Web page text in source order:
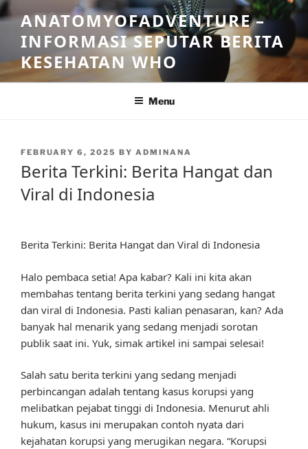
Skip
to
content
ANATOMYOFADVENTURE –
INFORMASI SEPUTAR BERITA
KESEHATAN WHO
Menu
POSTED
FEBRUARY 6, 2025 BY ADMINANA
Berita Terkini: Berita Hangat dan
Viral di Indonesia
Berita Terkini: Berita Hangat dan Viral di Indonesia
Halo pembaca setia! Apa kabar? Kali ini kita akan
membahas tentang berita terkini yang sedang hangat
dan viral di Indonesia. Pasti kalian penasaran, kan? Ada
banyak hal menarik yang sedang menjadi sorotan
publik saat ini. Yuk, simak artikel ini sampai selesai!
Salah satu berita terkini yang sedang menjadi
perbincangan adalah tentang kasus korupsi yang
melibatkan pejabat tinggi di Indonesia. Menurut ahli
hukum, kasus ini merupakan contoh nyata dari
kejahatan korupsi yang merugikan negara. “Korupsi